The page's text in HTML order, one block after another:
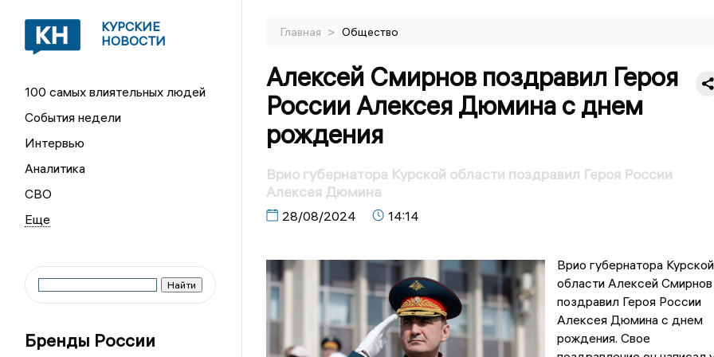
КУРСКИЕ
НОВОСТИ
100 самых влиятельных людей
События недели
Интервью
Аналитика
СВО
Бренды России
Главная > Общество
Алексей Смирнов поздравил Героя
России Алексея Дюмина с днем
рождения
Врио губернатора Курской области поздравил Героя России
Алексея Дюмина
28/08/2024 14:14
Врио губернатора Курской
области Алексей Смирнов
поздравил Героя России
Алексея Дюмина с днем
рождения. Свое